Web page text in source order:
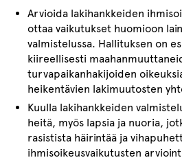
Arvioida lakihankkeiden
ottaa vaikutukset huomioon
valmistelussa. Hallituksen on
kiireellisesti
turvapaikanhakijoiden
heikentävien lakimuutosten
Kuulla lakihankkeiden
heitä, myös lapsia ja nuoria,
rasistista häirintää ja
ihmisoikeusvaikutusten